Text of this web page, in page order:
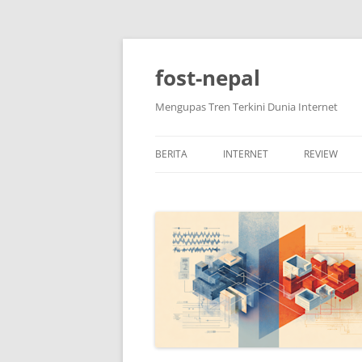
Skip
content
fost-nepal
Mengupas Tren Terkini Dunia Internet
BERITA INTERNET REVIEW